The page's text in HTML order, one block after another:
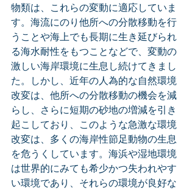
物類は、これらの変動に適応していま
す。海流にのり他所への分散移動を行
うことや海上でも長期に生き延びられ
る海水耐性をもつことなどで、変動の
激しい海岸環境に生息し続けてきまし
た。しかし、近年の人為的な自然環境
改変は、他所への分散移動の機会を減
らし、さらに短期の砂地の増減を引き
起こしており、このような急激な環境
改変は、多くの海岸性節足動物の生息
を危うくしています。海浜や湿地環境
は世界的にみても希少かつ失われやす
い環境であり、それらの環境が良好な